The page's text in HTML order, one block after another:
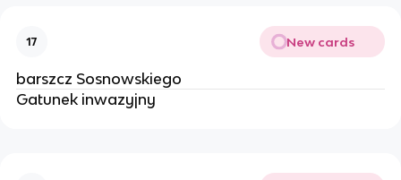
17 New cards
barszcz Sosnowskiego
Gatunek inwazyjny